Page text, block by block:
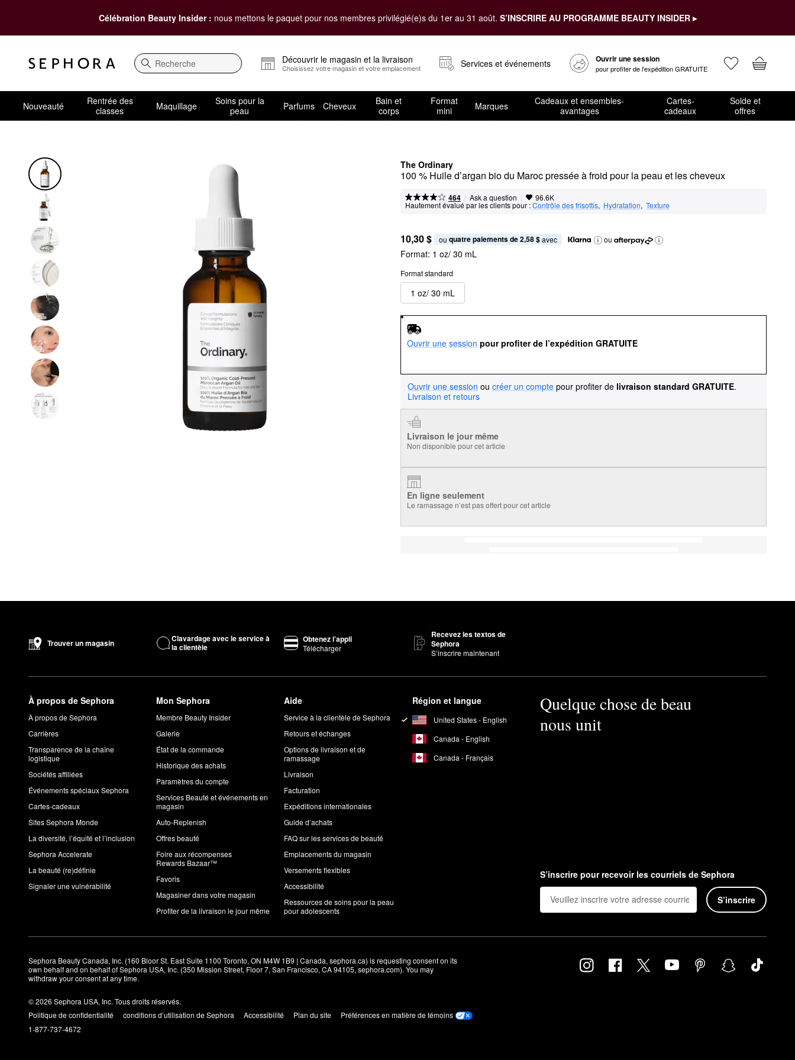
Célébration Beauty Insider : nous mettons le paquet pour nos membres privilégié(e)s du 1er au 31 août. S’INSCRIRE AU PROGRAMME BEAUTY INSIDER ▸
Recherche
Découvrir le magasin et la livraison
Choisissez votre magasin et votre emplacement Services et événements Ouvrir une session
pour profiter de l’expédition GRATUITE
Nouveauté
Rentrée des
classes
Maquillage
Soins pour la
peau
Parfums Cheveux
Bain et
corps
Format
mini
Marques
Cadeaux et ensembles-
avantages
Cartes-
cadeaux
Solde et
offres
The Ordinary
100 % Huile d’argan bio du Maroc pressée à froid pour la peau et les cheveux
464 | Ask a question | 96.6K
Hautement évalué par les clients pour :Contrôle des frisottis, Hydratation, Texture
10,30 $ ou quatre paiements de 2,58 $ avec ou
Format: 1 oz/ 30 mL
Format standard
1 oz/ 30 mL
Ouvrir une session pour profiter de l’expédition GRATUITE
Ouvrir une session ou créer un compte pour profiter de livraison standard GRATUITE.
Livraison et retours
Livraison le jour même
Non disponible pour cet article
En ligne seulement
Le ramassage n’est pas offert pour cet article
Trouver un magasin
Clavardage avec le service à
la clientèle
Obtenez l’appli
Télécharger
Recevez les textos de
Sephora
S’inscrire maintenant
À propos de Sephora
À propos de Sephora
Carrières
Transparence de la chaîne
logistique
Sociétés affiliées
Événements spéciaux Sephora
Cartes-cadeaux
Sites Sephora Monde
La diversité, l’équité et l’inclusion
Sephora Accelerate
La beauté (re)définie
Signaler une vulnérabilité
Mon Sephora
Membre Beauty Insider
Galerie
État de la commande
Historique des achats
Paramètres du compte
Services Beauté et événements en
magasin
Auto-Replenish
Offres beauté
Foire aux récompenses
Rewards Bazaar™
Favoris
Magasiner dans votre magasin
Profiter de la livraison le jour même
Aide
Service à la clientèle de Sephora
Retours et échanges
Options de livraison et de
ramassage
Livraison
Facturation
Expéditions internationales
Guide d’achats
FAQ sur les services de beauté
Emplacements du magasin
Versements flexibles
Accessibilité
Ressources de soins pour la peau
pour adolescents
Région et langue
United States - English
Canada - English
Canada - Français
Quelque chose de beau
nous unit
S’inscrire pour recevoir les courriels de Sephora
S’inscrire
Sephora Beauty Canada, Inc. (160 Bloor St. East Suite 1100 Toronto, ON M4W 1B9 | Canada, sephora.ca) is requesting consent on its
own behalf and on behalf of Sephora USA, Inc. (350 Mission Street, Floor 7, San Francisco, CA 94105, sephora.com). You may
withdraw your consent at any time.
© 2026 Sephora USA, Inc. Tous droits réservés.
Politique de confidentialité
conditions d’utilisation de Sephora Accessibilité Plan du site
Préférences en matière de témoins
1-877-737-4672